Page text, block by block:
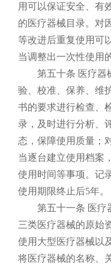
用可以保证安全、有
的医疗器械目录。对
等改进后重复使用可
当调整出一次性使用
第五十条 医疗器
验、校准、保养、维
书的要求进行检查、
录，及时进行分析、
态，保障使用质量；
当逐台建立使用档案
使用时间等事项。记
使用期限终止后5年。
第五十一条 医疗
三类医疗器械的原始
使用大型医疗器械以
将医疗器械的名称、